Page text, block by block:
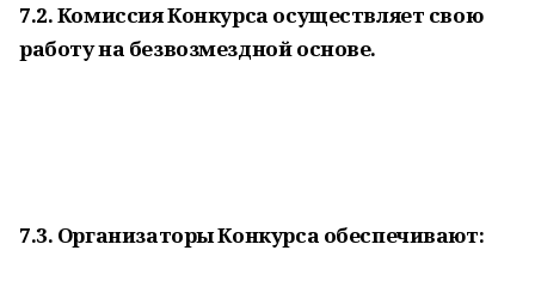
7.2. Комиссия Конкурса осуществляет свою
работу на безвозмездной основе.
7.3. Организаторы Конкурса обеспечивают: